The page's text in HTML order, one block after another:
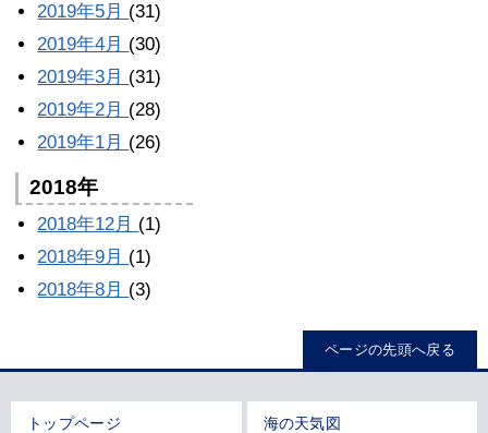
2019年5月 (31)
2019年4月 (30)
2019年3月 (31)
2019年2月 (28)
2019年1月 (26)
2018年
2018年12月 (1)
2018年9月 (1)
2018年8月 (3)
ページの先頭へ戻る
トップページ 海の天気図